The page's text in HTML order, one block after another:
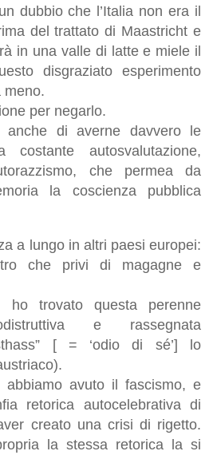
dubbio che l’Italia non era il
del trattato di Maastricht e
in una valle di latte e miele il
disgraziato esperimento
meno.
per negarlo.
anche di averne davvero le
autosvalutazione,
che permea da
la coscienza pubblica
a lungo in altri paesi europei:
che privi di magagne e
trovato questa perenne
e rassegnata
[ = ‘odio di sé’] lo
avuto il fascismo, e
retorica autocelebrativa di
creato una crisi di rigetto.
la stessa retorica la si